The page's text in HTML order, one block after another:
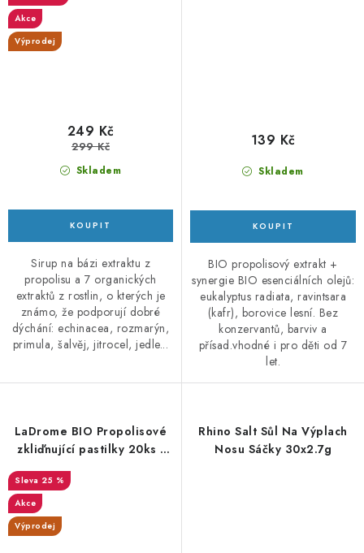
Akce
Výprodej
Skladem
249 Kč
299 Kč
Sirup na bázi extraktu z
propolisu a 7 organických
extraktů z rostlin, o kterých je
známo, že podporují dobré
dýchání: echinacea, rozmarýn,
primula, šalvěj, jitrocel, jedle...
Skladem
139 Kč
BIO propolisový extrakt +
synergie BIO esenciálních olejů:
eukalyptus radiata, ravintsara
(kafr), borovice lesní. Bez
konzervantů, barviv a
přísad.vhodné i pro děti od 7
let.
LaDrome BIO Propolisové
zkliďnující pastilky 20ks -
25 %
Akce
Výprodej
Rhino Salt Sůl Na Výplach
Nosu Sáčky 30x2.7g